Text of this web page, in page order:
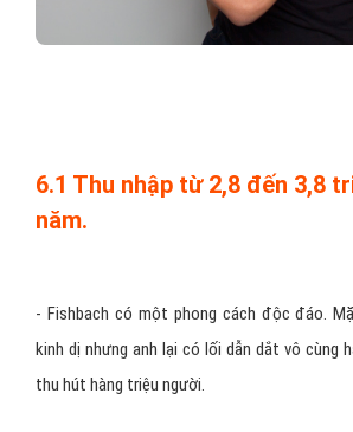
6.1 Thu nhập từ 2,8 đến 3,8
năm.
- Fishbach có một phong cách độc đáo.
kinh dị nhưng anh lại có lối dẫn dắt vô cùng
thu hút hàng triệu người.